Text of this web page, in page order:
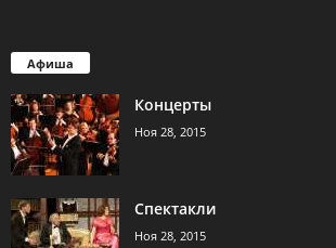
Афиша
Концерты
Ноя 28, 2015
Спектакли
Ноя 28, 2015